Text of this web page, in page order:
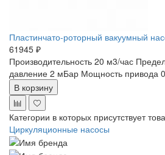
Пластинчато-роторный вакуумный
61945 ₽
Производительность 20 м3/час
давление 2 мБар Мощность привода
В корзину
Категории в которых присутствует
Циркуляционные насосы